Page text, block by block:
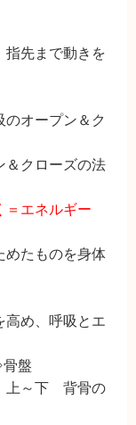
先まで動きを
オープン＆ク
＆クローズの法
＝エネルギー
めたものを身体
高め、呼吸とエ
骨盤
上～下 背骨の